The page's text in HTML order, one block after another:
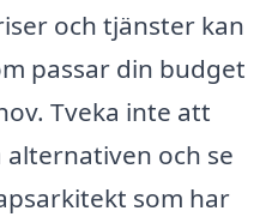
och tjänster kan
passar din budget
Tveka inte att
och se
som har